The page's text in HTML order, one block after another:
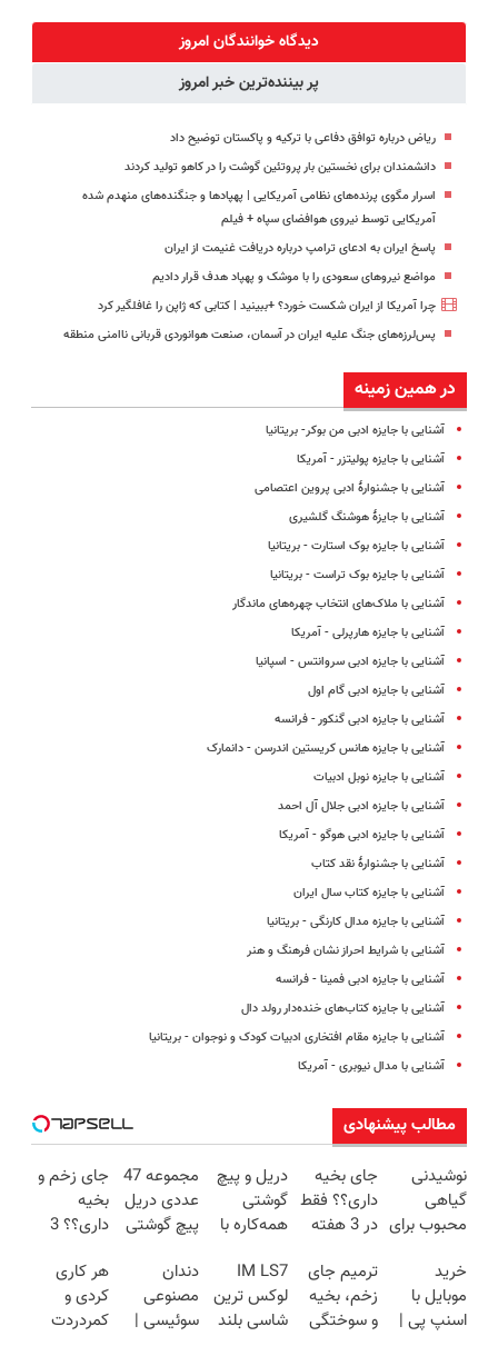
تا امشب)
همیشگی با
چاقی!خرید با
تخفیف
دیدگاه خوانندگان امروز
پر بیننده‌ترین خبر امروز
ریاض درباره توافق دفاعی با ترکیه و پاکستان توضیح داد
دانشمندان برای نخستین بار پروتئین گوشت را در کاهو تولید کردند
اسرار مگوی پرنده‌های نظامی آمریکایی | پهپادها و جنگنده‌های منهدم شده
آمریکایی توسط نیروی هوافضای سپاه + فیلم
پاسخ ایران به ادعای ترامپ درباره دریافت غنیمت از ایران
مواضع نیروهای سعودی را با موشک و پهپاد هدف قرار دادیم
چرا آمریکا از ایران شکست خورد؟ +ببینید | کتابی که ژاپن را غافلگیر کرد
پس‌لرزه‌های جنگ علیه ایران در آسمان، صنعت هوانوردی قربانی ناامنی منطقه
در همین زمینه
آشنایی با جایزه ادبی من ‌بوکر- بریتانیا
آشنایی با جایزه پولیتزر - آمریکا
آشنایی با جشنوارۀ ادبی پروین اعتصامی
آشنایی با جایزهٔ هوشنگ گلشیری
آشنایی با جایزه بوک استارت - بریتانیا
آشنایی با جایزه بوک تراست - بریتانیا
آشنایی با ملاک‌های انتخاب چهره‌های ماندگار
آشنایی با جایزه هارپرلی - آمریکا
آشنایی با جایزه ادبی سروانتس - اسپانیا
آشنایی با جایزه ادبی گام اول
آشنایی با جایزه ادبی گنکور - فرانسه
آشنایی با جایزه هانس کریستین اندرسن - دانمارک
آشنایی با جایزه نوبل ادبیات
آشنایی با جایزه ادبی جلال آل احمد
آشنایی با جایزه ادبی هوگو - آمریکا
آشنایی با جشنوارۀ نقد کتاب
آشنایی با جایزه کتاب سال ایران
آشنایی با جایزه مدال کارنگی - بریتانیا
آشنایی با شرایط احراز نشان فرهنگ و هنر
آشنایی با جایزه ادبی فمینا - فرانسه
آشنایی با جایزه کتاب‌های خنده‌دار رولد دال
آشنایی با جایزه مقام افتخاری ادبیات کودک و نوجوان - بریتانیا
آشنایی با مدال نیوبری - آمریکا
مطالب پیشنهادی
نوشیدنی
گیاهی
محبوب برای
اضافه وزن!
60%تخفیف
جای بخیه
داری؟؟ فقط
در 3 هفته
کن!😍
دریل و پیچ
گوشتی
همه‌کاره با
هوشمند ⚙️
(نصف
قیمت بازار
مجموعه 47
عددی دریل
پیچ گوشتی
(تخفیف به
مدت
محدود)
جای زخم و
بخیه
داری؟؟ 3
محوش کن!
خرید
موبایل با
اسنپ پی |
ترمیم جای
زخم، بخیه
و سوختگی
IM LS7
لوکس ترین
شاسی بلند
دندان
مصنوعی
سوئیسی |
هر کاری
کردی و
کمردردت